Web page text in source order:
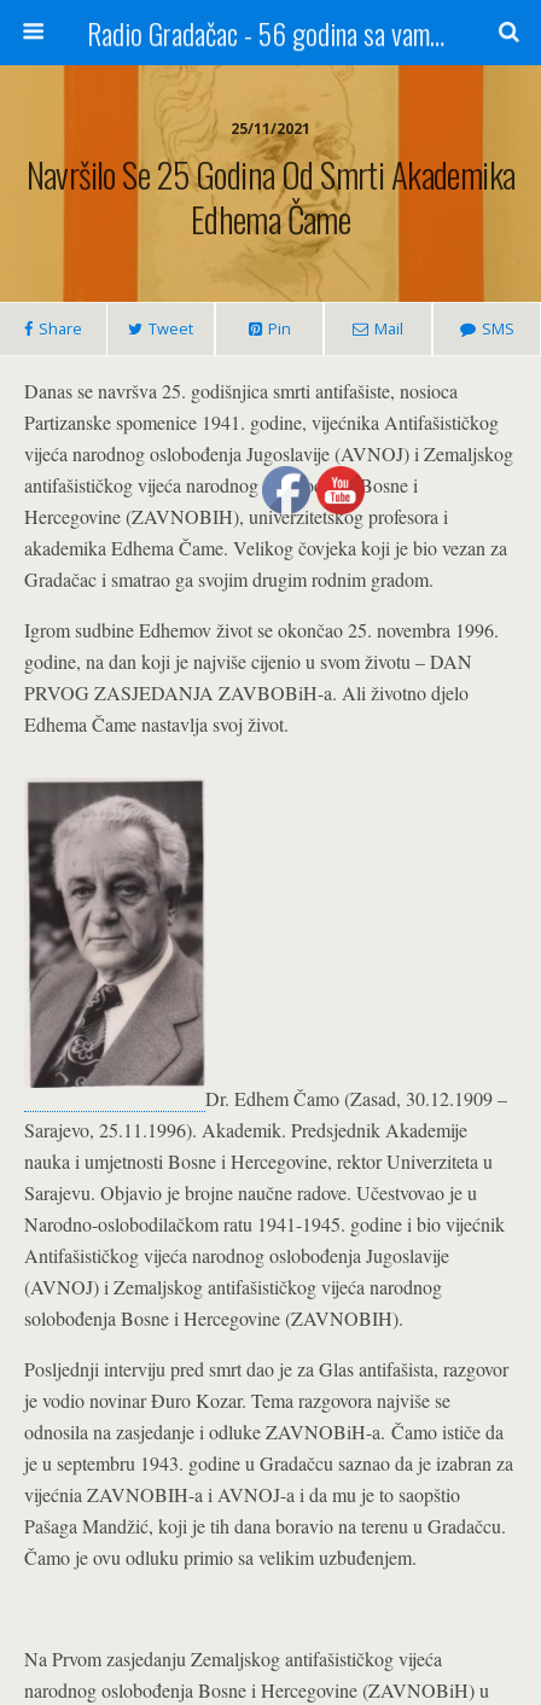
Radio Gradačac - 56 godina sa vama...
25/11/2021
Navršilo Se 25 Godina Od Smrti Akademika
Edhema Čame
Share Tweet Pin Mail SMS
Danas se navršva 25. godišnjica smrti antifašiste, nosioca
Partizanske spomenice 1941. godine, vijećnika Antifašističkog
vijeća narodnog oslobođenja Jugoslavije (AVNOJ) i Zemaljskog
antifašističkog vijeća narodnog solobođenja Bosne i
Hercegovine (ZAVNOBIH), univerzitetskog profesora i
akademika Edhema Čame. Velikog čovjeka koji je bio vezan za
Gradačac i smatrao ga svojim drugim rodnim gradom.
Igrom sudbine Edhemov život se okončao 25. novembra 1996.
godine, na dan koji je najviše cijenio u svom životu – DAN
PRVOG ZASJEDANJA ZAVBOBiH-a. Ali životno djelo
Edhema Čame nastavlja svoj život.
Dr. Edhem Čamo (Zasad, 30.12.1909 –
Sarajevo, 25.11.1996). Akademik. Predsjednik Akademije
nauka i umjetnosti Bosne i Hercegovine, rektor Univerziteta u
Sarajevu. Objavio je brojne naučne radove. Učestvovao je u
Narodno-oslobodilačkom ratu 1941-1945. godine i bio vijećnik
Antifašističkog vijeća narodnog oslobođenja Jugoslavije
(AVNOJ) i Zemaljskog antifašističkog vijeća narodnog
solobođenja Bosne i Hercegovine (ZAVNOBIH).
Posljednji interviju pred smrt dao je za Glas antifašista, razgovor
je vodio novinar Đuro Kozar. Tema razgovora najviše se
odnosila na zasjedanje i odluke ZAVNOBiH-a. Čamo ističe da
je u septembru 1943. godine u Gradačcu saznao da je izabran za
vijećnia ZAVNOBIH-a i AVNOJ-a i da mu je to saopštio
Pašaga Mandžić, koji je tih dana boravio na terenu u Gradačcu.
Čamo je ovu odluku primio sa velikim uzbuđenjem.
Na Prvom zasjedanju Zemaljskog antifašističkog vijeća
narodnog oslobođenja Bosne i Hercegovine (ZAVNOBiH) u